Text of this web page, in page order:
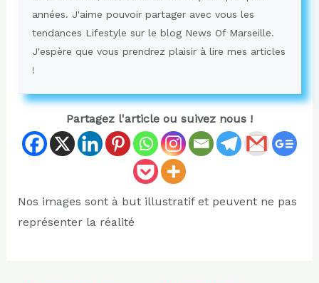
années. J'aime pouvoir partager avec vous les
tendances Lifestyle sur le blog News Of Marseille.
J'espère que vous prendrez plaisir à lire mes articles
!
Partagez l'article ou suivez nous !
Nos images sont à but illustratif et peuvent ne pas
représenter la réalité